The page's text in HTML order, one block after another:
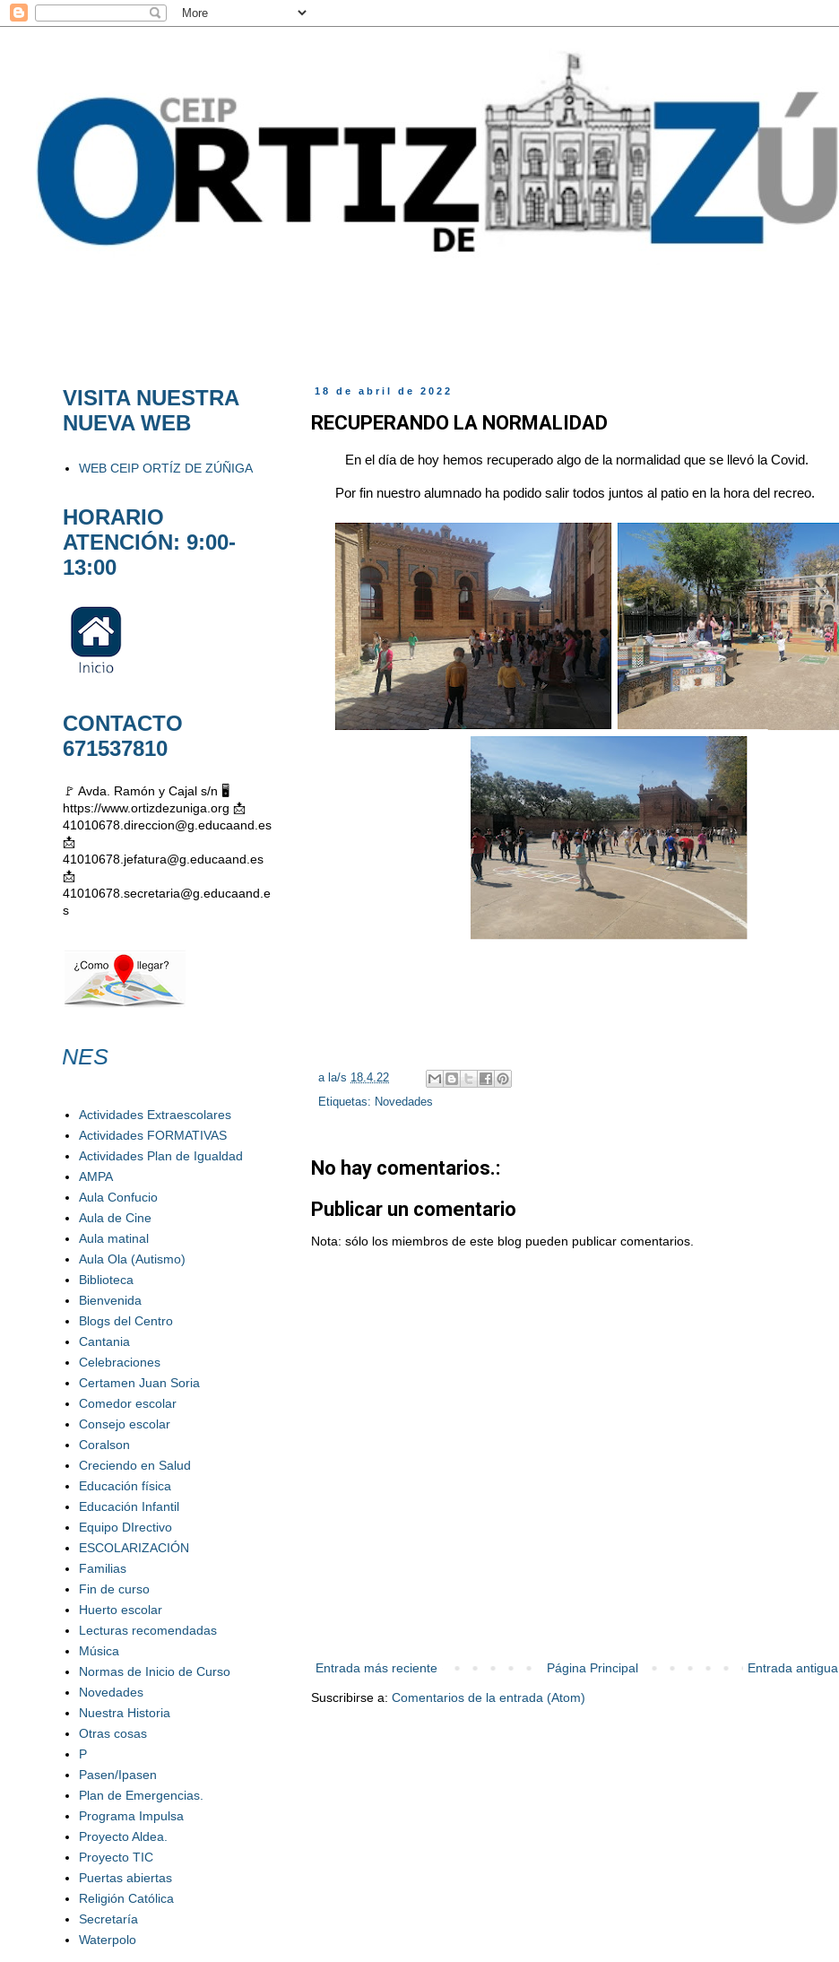
18 de abril de 2022
RECUPERANDO LA NORMALIDAD
En el día de hoy hemos recuperado algo de la normalidad que se llevó la Covid.
Por fin nuestro alumnado ha podido salir todos juntos al patio en la hora del recreo.
a la/s 18.4.22
Etiquetas: Novedades
No hay comentarios.:
Publicar un comentario
Nota: sólo los miembros de este blog pueden publicar comentarios.
Entrada más reciente Entrada antigua
Página Principal
Suscribirse a: Comentarios de la entrada (Atom)
VISITA NUESTRA
NUEVA WEB
WEB CEIP ORTÍZ DE ZÚÑIGA
HORARIO
ATENCIÓN: 9:00-
13:00
CONTACTO
671537810
🚩 Avda. Ramón y Cajal s/n 🖥️
https://www.ortizdezuniga.org 📩
41010678.direccion@g.educaand.es
📩
41010678.jefatura@g.educaand.es
📩
41010678.secretaria@g.educaand.e
s
Actividades Extraescolares
Actividades FORMATIVAS
Actividades Plan de Igualdad
AMPA
Aula Confucio
Aula de Cine
Aula matinal
Aula Ola (Autismo)
Biblioteca
Bienvenida
Blogs del Centro
Cantania
Celebraciones
Certamen Juan Soria
Comedor escolar
Consejo escolar
Coralson
Creciendo en Salud
Educación física
Educación Infantil
Equipo DIrectivo
ESCOLARIZACIÓN
Familias
Fin de curso
Huerto escolar
Lecturas recomendadas
Música
Normas de Inicio de Curso
Novedades
Nuestra Historia
Otras cosas
P
Pasen/Ipasen
Plan de Emergencias.
Programa Impulsa
Proyecto Aldea.
Proyecto TIC
Puertas abiertas
Religión Católica
Secretaría
Waterpolo